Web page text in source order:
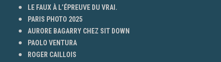
LE FAUX À L’ÉPREUVE DU VRAI.
PARIS PHOTO 2025
AURORE BAGARRY CHEZ SIT DOWN
PAOLO VENTURA
ROGER CAILLOIS